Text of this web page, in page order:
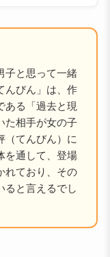
子と思って一緒
んびん」は、作
ある「過去と現
た相手が女の子
（てんびん）に
を通して、登場
れており、その
ると言えるでし